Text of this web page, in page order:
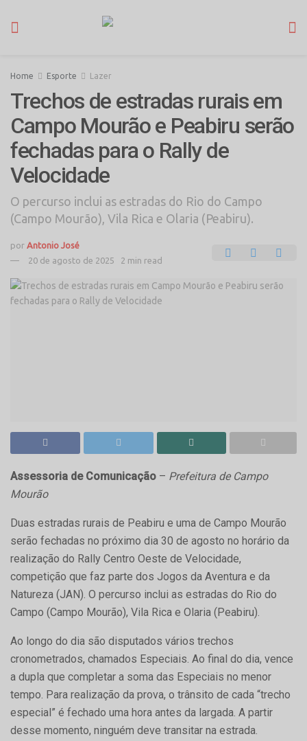
Home Esporte Lazer
Trechos de estradas rurais em
Campo Mourão e Peabiru serão
fechadas para o Rally de
Velocidade
O percurso inclui as estradas do Rio do Campo
(Campo Mourão), Vila Rica e Olaria (Peabiru).
por Antonio José
20 de agosto de 2025
2 min read
Assessoria de Comunicação – Prefeitura de Campo
Mourão
Duas estradas rurais de Peabiru e uma de Campo Mourão
serão fechadas no próximo dia 30 de agosto no horário da
realização do Rally Centro Oeste de Velocidade,
competição que faz parte dos Jogos da Aventura e da
Natureza (JAN). O percurso inclui as estradas do Rio do
Campo (Campo Mourão), Vila Rica e Olaria (Peabiru).
Ao longo do dia são disputados vários trechos
cronometrados, chamados Especiais. Ao final do dia, vence
a dupla que completar a soma das Especiais no menor
tempo. Para realização da prova, o trânsito de cada “trecho
especial” é fechado uma hora antes da largada. A partir
desse momento, ninguém deve transitar na estrada.